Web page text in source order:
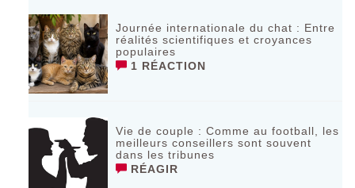
Journée internationale du chat : Entre
réalités scientifiques et croyances
populaires
1 RÉACTION
Vie de couple : Comme au football, les
meilleurs conseillers sont souvent
dans les tribunes
RÉAGIR